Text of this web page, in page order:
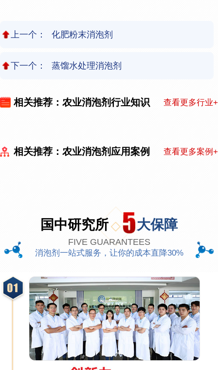
上一个： 化肥粉末消泡剂
下一个： 蒸馏水处理消泡剂
相关推荐：农业消泡剂行业知识 查看更多行业+
相关推荐：农业消泡剂应用案例 查看更多案例+
国中研究所 大保障
FIVE GUARANTEES
消泡剂一站式服务，让你的成本直降30%